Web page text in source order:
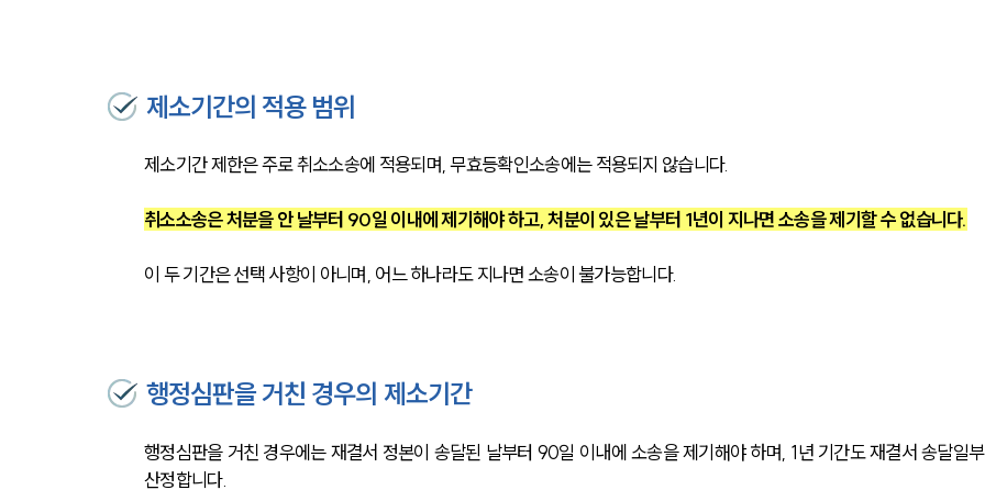
제소기간의 적용 범위
제소기간 제한은 주로 취소소송에 적용되며, 무효등확인소송에는 적용되지 않습니다.
취소소송은 처분을 안 날부터 90일 이내에 제기해야 하고, 처분이 있은 날부터 1년이 지나면 소송을 제기할 수 없습니다.
이 두 기간은 선택 사항이 아니며, 어느 하나라도 지나면 소송이 불가능합니다.
행정심판을 거친 경우의 제소기간
행정심판을 거친 경우에는 재결서 정본이 송달된 날부터 90일 이내에 소송을 제기해야 하며, 1년 기간도 재결서 송달일
산정합니다.